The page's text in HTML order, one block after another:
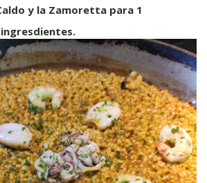
y la Zamoretta para 1